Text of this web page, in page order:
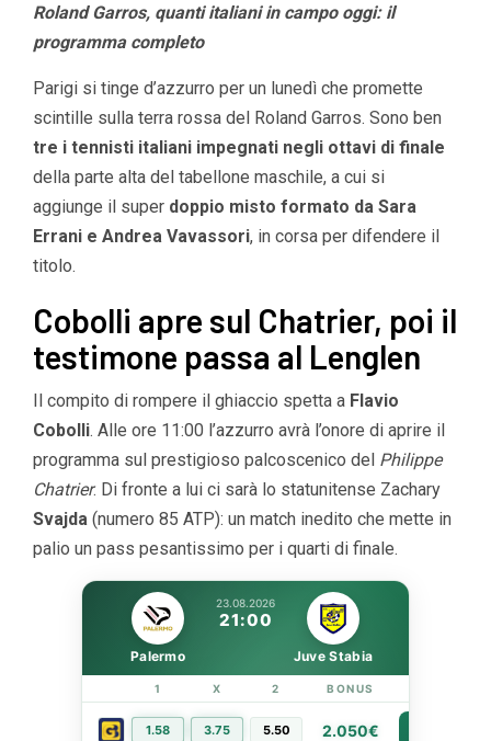
Roland Garros, quanti italiani in campo oggi: il
programma completo
Parigi si tinge d’azzurro per un lunedì che promette
scintille sulla terra rossa del Roland Garros. Sono ben
tre i tennisti italiani impegnati negli ottavi di finale
della parte alta del tabellone maschile, a cui si
aggiunge il super doppio misto formato da Sara
Errani e Andrea Vavassori, in corsa per difendere il
titolo.
Cobolli apre sul Chatrier, poi il
testimone passa al Lenglen
Il compito di rompere il ghiaccio spetta a Flavio
Cobolli. Alle ore 11:00 l’azzurro avrà l’onore di aprire il
programma sul prestigioso palcoscenico del Philippe
Chatrier. Di fronte a lui ci sarà lo statunitense Zachary
Svajda (numero 85 ATP): un match inedito che mette in
palio un pass pesantissimo per i quarti di finale.
23.08.2026
21:00
Palermo Juve Stabia
1 X 2 BONUS
1.58 3.75 5.50 2.050€